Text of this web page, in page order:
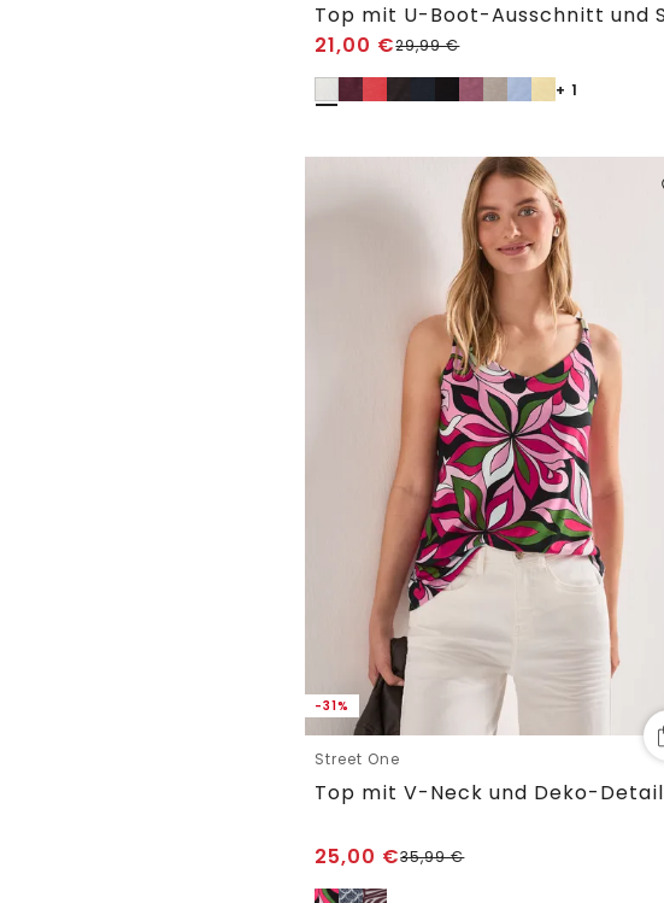
21,00 €29,99€
+ 1
-31%
Street One
Top mit V-Neck und Deko-Detail
25,00 €35,99€